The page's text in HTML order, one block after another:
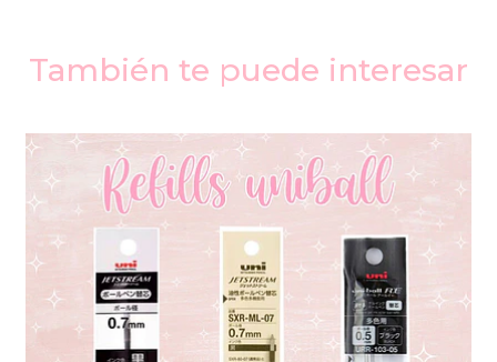
También te puede interesar